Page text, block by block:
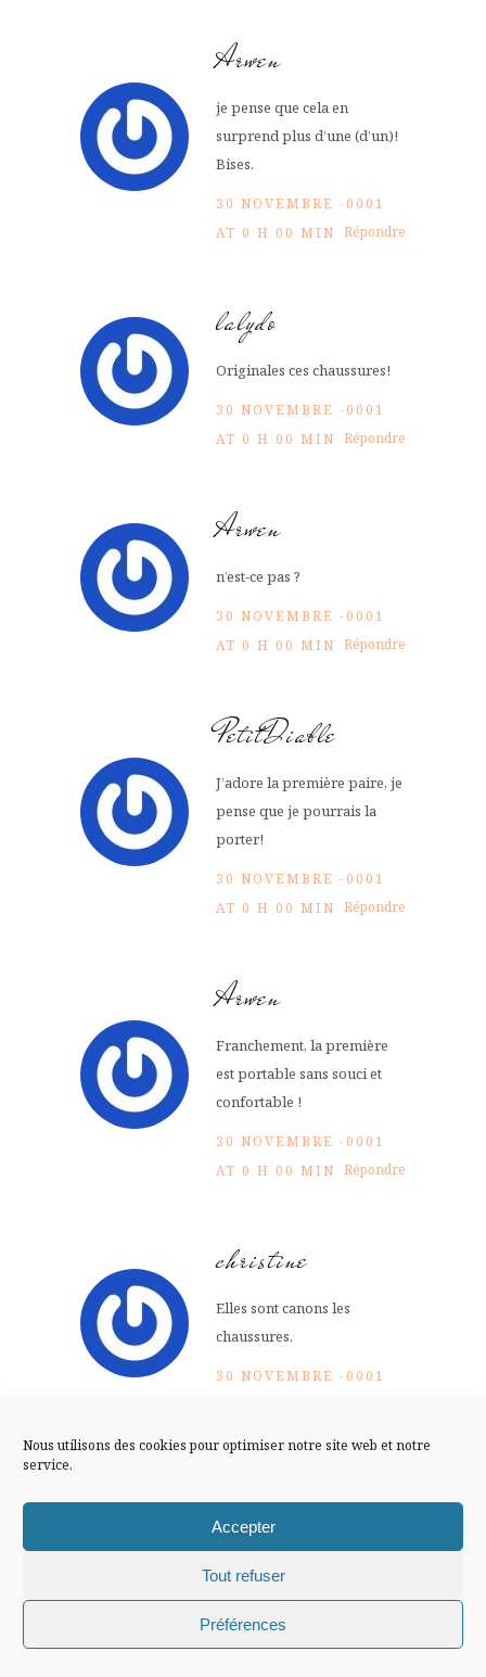
Nous utilisons des cookies pour optimiser notre site web et notre
service.
Accepter
Tout refuser
Préférences
Arwen
je pense que cela en
surprend plus d’une (d’un)!
Bises.
30 NOVEMBRE -0001
AT 0 H 00 MIN Répondre
lalydo
Originales ces chaussures!
30 NOVEMBRE -0001
AT 0 H 00 MIN Répondre
Arwen
n’est-ce pas ?
30 NOVEMBRE -0001
AT 0 H 00 MIN Répondre
PetitDiable
J’adore la première paire, je
pense que je pourrais la
porter!
30 NOVEMBRE -0001
AT 0 H 00 MIN Répondre
Arwen
Franchement, la première
est portable sans souci et
confortable !
30 NOVEMBRE -0001
AT 0 H 00 MIN Répondre
christine
Elles sont canons les
chaussures.
30 NOVEMBRE -0001
Arwen
Elles n’ont pas l’air de plaire
…
Suivre sur Instagram
Mentions légales Confidentialité